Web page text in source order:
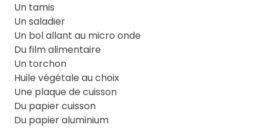
Un tamis
Un saladier
Un bol allant au micro onde
Du film alimentaire
Un torchon
Huile végétale au choix
Une plaque de cuisson
Du papier cuisson
Du papier aluminium